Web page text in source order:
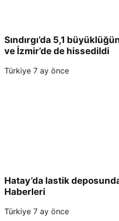
Sındırgı’da 5,1
ve İzmir’de de hissedildi
Türkiye 7 ay önce
Hatay’da lastik
Haberleri
Türkiye 7 ay önce